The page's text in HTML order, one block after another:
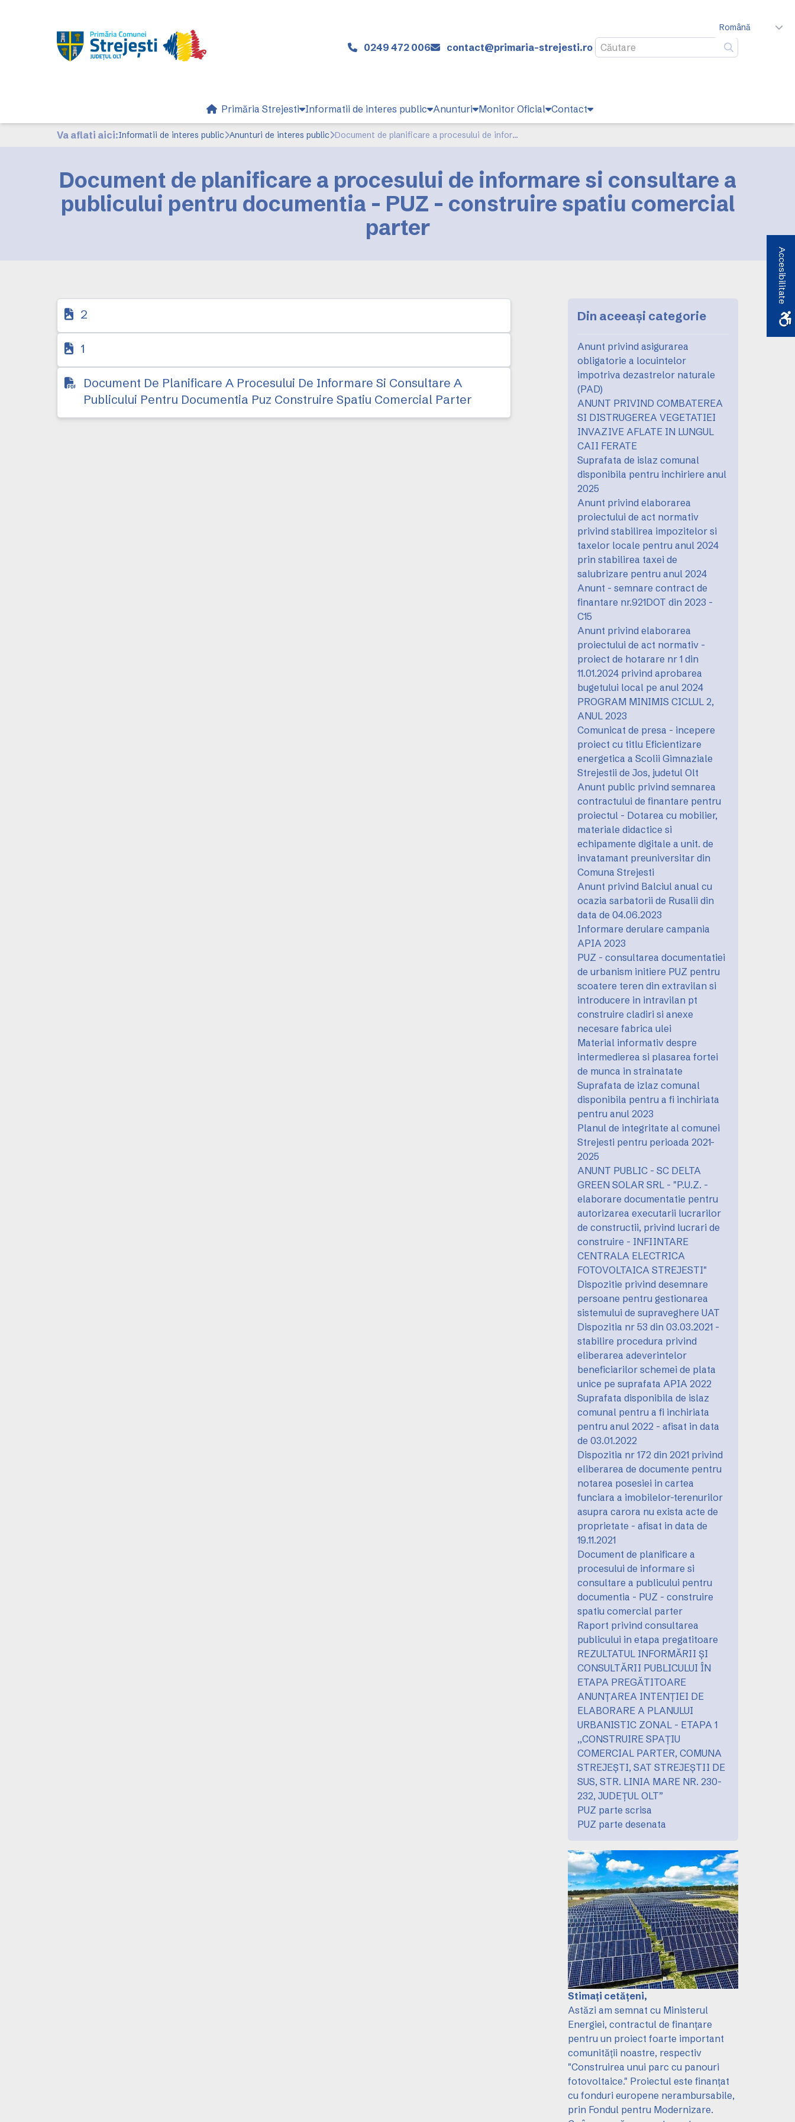
0249 472 006
contact@primaria-strejesti.ro
Caută
Română
Primăria Strejesti Informatii de interes public Anunturi Monitor Oficial Contact
Va aflati aici:Informatii de interes public Anunturi de interes public Document de planificare a procesului de informare si consultare a publicului pentru documentia - PUZ - construire spatiu comercial parter
Document de planificare a procesului de informare si consultare a
publicului pentru documentia - PUZ - construire spatiu comercial
parter
2
1
Document De Planificare A Procesului De Informare Si Consultare A
Publicului Pentru Documentia Puz Construire Spatiu Comercial Parter
Din aceeași categorie
Anunt privind asigurarea
obligatorie a locuintelor
impotriva dezastrelor naturale
(PAD)
ANUNT PRIVIND COMBATEREA
SI DISTRUGEREA VEGETATIEI
INVAZIVE AFLATE IN LUNGUL
CAII FERATE
Suprafata de islaz comunal
disponibila pentru inchiriere anul
2025
Anunt privind elaborarea
proiectului de act normativ
privind stabilirea impozitelor si
taxelor locale pentru anul 2024
prin stabilirea taxei de
salubrizare pentru anul 2024
Anunt - semnare contract de
finantare nr.921DOT din 2023 -
C15
Anunt privind elaborarea
proiectului de act normativ -
proiect de hotarare nr 1 din
11.01.2024 privind aprobarea
bugetului local pe anul 2024
PROGRAM MINIMIS CICLUL 2,
ANUL 2023
Comunicat de presa - incepere
proiect cu titlu Eficientizare
energetica a Scolii Gimnaziale
Strejestii de Jos, judetul Olt
Anunt public privind semnarea
contractului de finantare pentru
proiectul - Dotarea cu mobilier,
materiale didactice si
echipamente digitale a unit. de
invatamant preuniversitar din
Comuna Strejesti
Anunt privind Balciul anual cu
ocazia sarbatorii de Rusalii din
data de 04.06.2023
Informare derulare campania
APIA 2023
PUZ - consultarea documentatiei
de urbanism initiere PUZ pentru
scoatere teren din extravilan si
introducere in intravilan pt
construire cladiri si anexe
necesare fabrica ulei
Material informativ despre
intermedierea si plasarea fortei
de munca in strainatate
Suprafata de izlaz comunal
disponibila pentru a fi inchiriata
pentru anul 2023
Planul de integritate al comunei
Strejesti pentru perioada 2021-
2025
ANUNT PUBLIC - SC DELTA
GREEN SOLAR SRL - "P.U.Z. -
elaborare documentatie pentru
autorizarea executarii lucrarilor
de constructii, privind lucrari de
construire - INFIINTARE
CENTRALA ELECTRICA
FOTOVOLTAICA STREJESTI"
Dispozitie privind desemnare
persoane pentru gestionarea
sistemului de supraveghere UAT
Dispozitia nr 53 din 03.03.2021 -
stabilire procedura privind
eliberarea adeverintelor
beneficiarilor schemei de plata
unice pe suprafata APIA 2022
Suprafata disponibila de islaz
comunal pentru a fi inchiriata
pentru anul 2022 - afisat in data
de 03.01.2022
Dispozitia nr 172 din 2021 privind
eliberarea de documente pentru
notarea posesiei in cartea
funciara a imobilelor-terenurilor
asupra carora nu exista acte de
proprietate - afisat in data de
19.11.2021
Document de planificare a
procesului de informare si
consultare a publicului pentru
documentia - PUZ - construire
spatiu comercial parter
Raport privind consultarea
publicului in etapa pregatitoare
REZULTATUL INFORMĂRII ȘI
CONSULTĂRII PUBLICULUI ÎN
ETAPA PREGĂTITOARE
ANUNȚAREA INTENȚIEI DE
ELABORARE A PLANULUI
URBANISTIC ZONAL - ETAPA 1
,,CONSTRUIRE SPAȚIU
COMERCIAL PARTER, COMUNA
STREJEȘTI, SAT STREJEȘTII DE
SUS, STR. LINIA MARE NR. 230-
232, JUDEȚUL OLT”
PUZ parte scrisa
PUZ parte desenata
Stimați cetățeni,
Astăzi am semnat cu Ministerul
Energiei, contractul de finanțare
pentru un proiect foarte important
comunității noastre, respectiv
"Construirea unui parc cu panouri
fotovoltaice." Proiectul este finanțat
cu fonduri europene nerambursabile,
prin Fondul pentru Modernizare.
Accesibilitate